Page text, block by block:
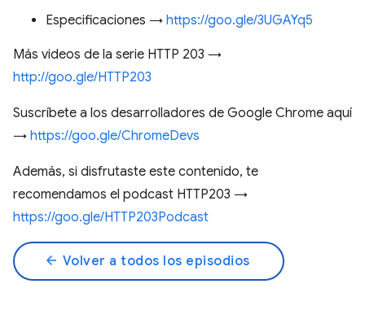
Especificaciones → https://goo.gle/3UGAYq5
Más videos de la serie HTTP 203 →
http://goo.gle/HTTP203
Suscríbete a los desarrolladores de Google Chrome aquí
→ https://goo.gle/ChromeDevs
Además, si disfrutaste este contenido, te
recomendamos el podcast HTTP203 →
https://goo.gle/HTTP203Podcast
arrow_back Volver a todos los episodios